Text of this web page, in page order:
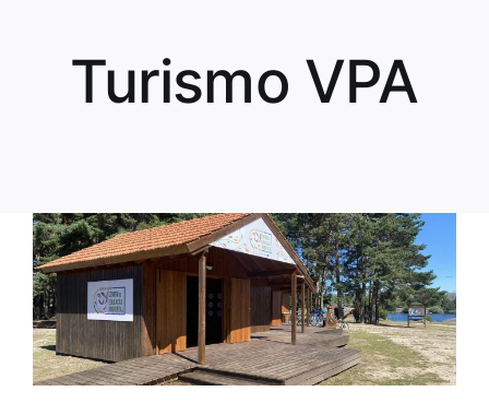
TERRITÓRIO
PROGRAMA COMPLETO
Turismo VPA